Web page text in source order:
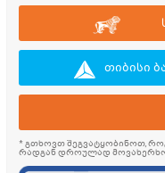
თიბისი
* გთხოვთ შეგვატყობინოთ,
რადგან დროულად